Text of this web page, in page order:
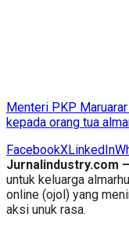
Menteri PKP
kepada orang tua
FacebookXLinkedIn
Jurnalindustry.com –
untuk keluarga
online (ojol) yang
aksi unuk rasa.